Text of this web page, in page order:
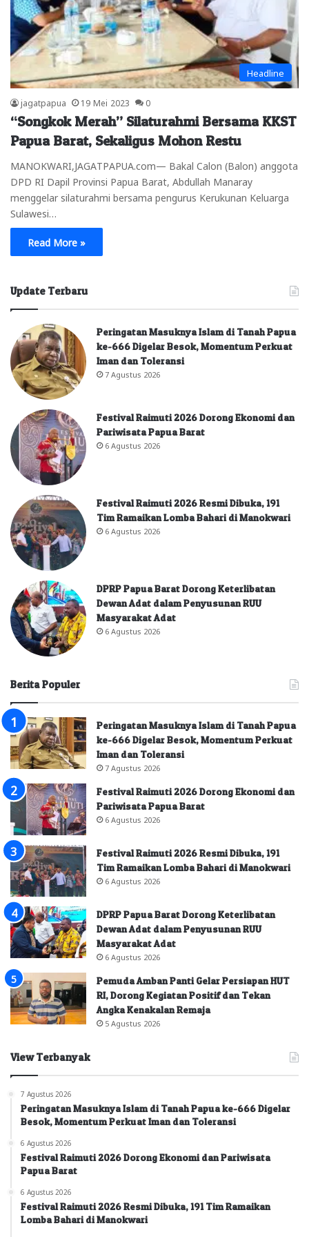
Headline
jagatpapua 19 Mei 2023 0
“Songkok Merah” Silaturahmi Bersama KKST
Papua Barat, Sekaligus Mohon Restu
MANOKWARI,JAGATPAPUA.com— Bakal Calon (Balon) anggota
DPD RI Dapil Provinsi Papua Barat, Abdullah Manaray
menggelar silaturahmi bersama pengurus Kerukunan Keluarga
Sulawesi…
Read More »
Update Terbaru
Peringatan Masuknya Islam di Tanah Papua
ke-666 Digelar Besok, Momentum Perkuat
Iman dan Toleransi
7 Agustus 2026
Festival Raimuti 2026 Dorong Ekonomi dan
Pariwisata Papua Barat
6 Agustus 2026
Festival Raimuti 2026 Resmi Dibuka, 191
Tim Ramaikan Lomba Bahari di Manokwari
6 Agustus 2026
DPRP Papua Barat Dorong Keterlibatan
Dewan Adat dalam Penyusunan RUU
Masyarakat Adat
6 Agustus 2026
Berita Populer
Peringatan Masuknya Islam di Tanah Papua
ke-666 Digelar Besok, Momentum Perkuat
Iman dan Toleransi
7 Agustus 2026
Festival Raimuti 2026 Dorong Ekonomi dan
Pariwisata Papua Barat
6 Agustus 2026
Festival Raimuti 2026 Resmi Dibuka, 191
Tim Ramaikan Lomba Bahari di Manokwari
6 Agustus 2026
DPRP Papua Barat Dorong Keterlibatan
Dewan Adat dalam Penyusunan RUU
Masyarakat Adat
6 Agustus 2026
Pemuda Amban Panti Gelar Persiapan HUT
RI, Dorong Kegiatan Positif dan Tekan
Angka Kenakalan Remaja
5 Agustus 2026
View Terbanyak
7 Agustus 2026
Peringatan Masuknya Islam di Tanah Papua ke-666 Digelar
Besok, Momentum Perkuat Iman dan Toleransi
6 Agustus 2026
Festival Raimuti 2026 Dorong Ekonomi dan Pariwisata
Papua Barat
6 Agustus 2026
Festival Raimuti 2026 Resmi Dibuka, 191 Tim Ramaikan
Lomba Bahari di Manokwari